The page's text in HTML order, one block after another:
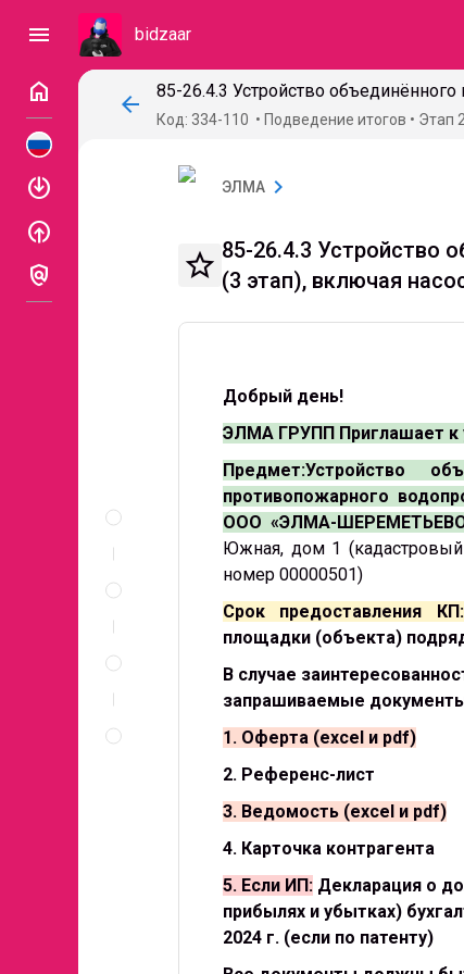
menu bidzaar
home
enable
enable
policy
arrow_back
Код: 334-110 Подведение итогов Этап
Спецификация
ЭЛМА chevron_right
star_border 85-26.4.3 Устройство
(3 этап), включая
Добрый день!
ЭЛМА ГРУПП Приглашает к
Предмет:Устройство
противопожарного
ООО «ЭЛМА-
Южная, дом 1 (кадастровый
номер 00000501)
Срок предоставления
площадки (объекта)
В случае
запрашиваемые
1. Оферта (excel и pdf)
2. Референс-лист
3. Ведомость (excel и pdf)
4. Карточка контрагента
5. Если ИП: Декларация о
прибылях и убытках)
2024 г. (если по патенту)